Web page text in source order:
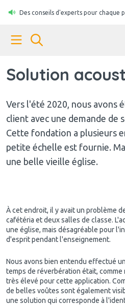
Des conseils d'experts pour chaque
Solution
Vers l'été 2020, nous avons
client avec une demande de
Cette fondation a plusieurs
petite échelle est fournie.
une belle vieille église.
À cet endroit, il y avait un problème
cafétéria et deux salles de classe.
une église, mais désagréable pour
d'esprit pendant l'enseignement.
Nous avons bien entendu effectué
temps de réverbération était,
très élevé pour cette application.
de belles voûtes sont également
une solution qui corresponde à